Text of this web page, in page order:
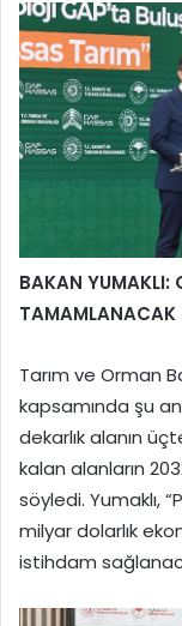
BAKAN YUMAKLI:
TAMAMLANACAK
Tarım ve Orman
kapsamında şu
dekarlık alanın
kalan alanların
söyledi. Yumaklı,
milyar dolarlık
istihdam